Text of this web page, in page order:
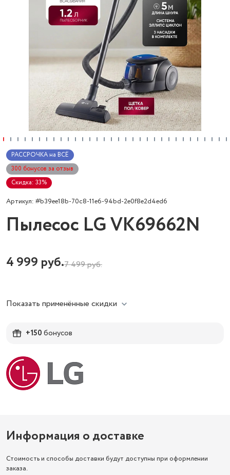
РАССРОЧКА на ВСЁ
300 бонусов за отзыв
Скидка: 33%
Артикул: #b39ee18b-70c8-11e6-94bd-2e0f8e2d4ed6
Пылесос LG VK69662N
4 999 руб.7 499руб.
Показать применённые скидки
+150бонусов
Информация о доставке
Стоимость и способы доставки будут доступны при оформлении
заказа.